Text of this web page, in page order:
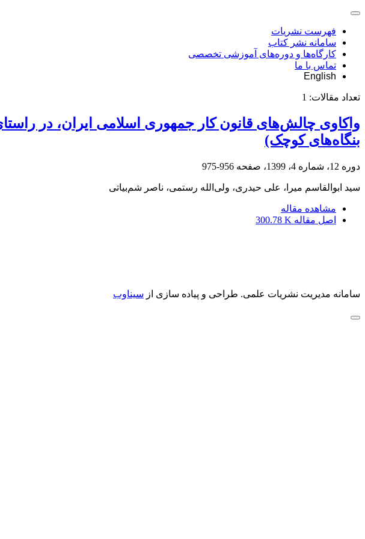
فهرست نشریات
سامانه نشر کتاب
کارگاه‌ها و دوره‌های آموزشی تخصصی
تماس با ما
English
تعداد مقالات: 1
واکاوی چالش‌های قانون کار جمهوری اسلامی ایران، در
بنگاه‌های کوچک)
دوره 12، شماره 4، 1399، صفحه 956-975
سید ابوالقاسم میرا، علی حیدری، ولی‌الله رستمی، ناصر شم‌بیاتی
مشاهده مقاله
اصل مقاله 300.78 K
سامانه مدیریت نشریات علمی. طراحی و پیاده سازی از سیناوب